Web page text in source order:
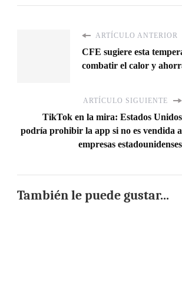
ARTÍCULO ANTERIOR
CFE sugiere esta
combatir el calor y
ARTÍCULO SIGUIENTE
TikTok en la mira: Estados Unidos
podría prohibir la app si no es vendida a
empresas estadounidenses
También le puede gustar...